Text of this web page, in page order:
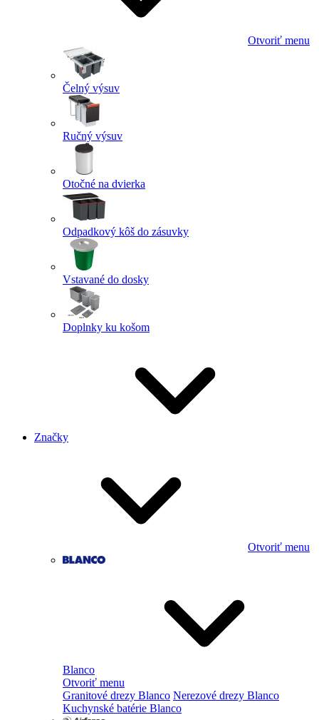
Otvoriť menu
Čelný výsuv
Ručný výsuv
Otočné na dvierka
Odpadkový kôš do zásuvky
Vstavané do dosky
Doplnky ku košom
Značky
Otvoriť menu
Blanco
Otvoriť menu
Granitové drezy Blanco Nerezové drezy Blanco
Kuchynské batérie Blanco